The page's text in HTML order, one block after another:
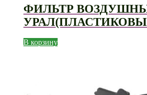
ФИЛЬТР
В корзину